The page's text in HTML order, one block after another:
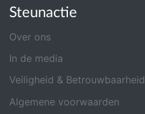
Steunactie
Over ons
In de media
Veiligheid & Betrouwbaarheid
Algemene voorwaarden